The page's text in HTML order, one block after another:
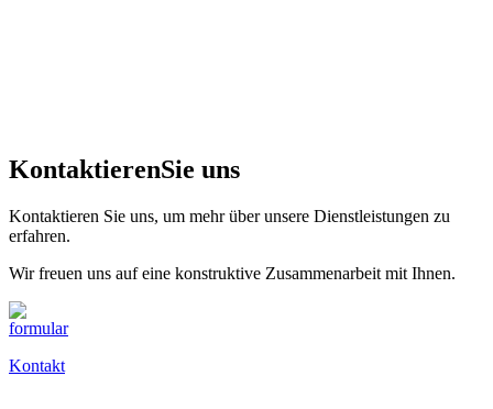
KontaktierenSie uns
Kontaktieren Sie uns, um mehr über unsere Dienstleistungen zu
erfahren.
Wir freuen uns auf eine konstruktive Zusammenarbeit mit Ihnen.
Kontakt